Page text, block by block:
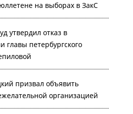
на выборах в ЗакС
утвердил отказ в
главы петербургского
призвал объявить
организацией